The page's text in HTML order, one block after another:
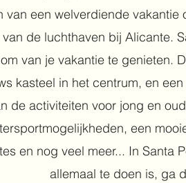
van een welverdiende
de luchthaven bij Alicante.
van je vakantie te genieten.
kasteel in het centrum, en
de activiteiten voor jong en
een
en nog veel meer... In Santa
allemaal te doen is, ga